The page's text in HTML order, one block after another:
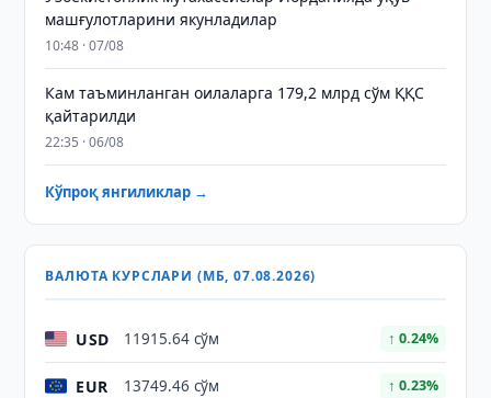
машғулотларини якунладилар
10:48 · 07/08
Кам таъминланган оилаларга 179,2 млрд сўм ҚҚС
қайтарилди
22:35 · 06/08
Кўпроқ янгиликлар →
ВАЛЮТА КУРСЛАРИ (МБ, 07.08.2026)
USD 11915.64 сўм ↑ 0.24%
EUR 13749.46 сўм ↑ 0.23%